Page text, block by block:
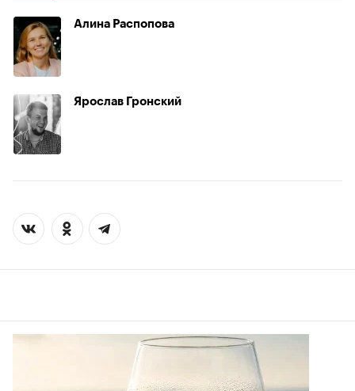
Алина Распопова
Ярослав Гронский